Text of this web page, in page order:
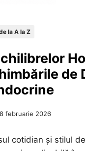
la A la Z
de
februarie 2026
cotidian și stilul